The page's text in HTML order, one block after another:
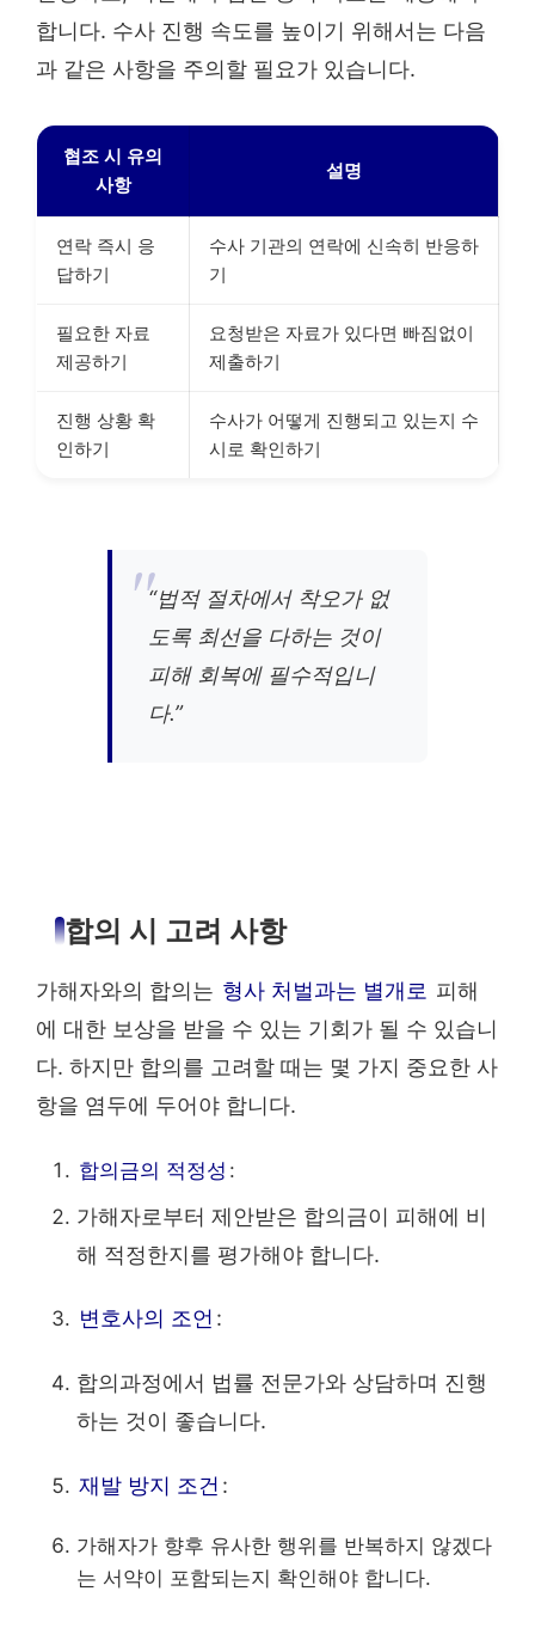
합니다. 수사 진행 속도를 높이기 위해서는 다음
과 같은 사항을 주의할 필요가 있습니다.
협조 시 유의
사항
설명
연락 즉시 응
답하기
수사 기관의 연락에 신속히 반응하
기
필요한 자료
제공하기
요청받은 자료가 있다면 빠짐없이
제출하기
진행 상황 확
인하기
수사가 어떻게 진행되고 있는지 수
시로 확인하기
“법적 절차에서 착오가 없
도록 최선을 다하는 것이
피해 회복에 필수적입니
다.”
합의 시 고려 사항
가해자와의 합의는 형사 처벌과는 별개로 피해
에 대한 보상을 받을 수 있는 기회가 될 수 있습니
다. 하지만 합의를 고려할 때는 몇 가지 중요한 사
항을 염두에 두어야 합니다.
합의금의 적정성 :
가해자로부터 제안받은 합의금이 피해에 비
해 적정한지를 평가해야 합니다.
변호사의 조언 :
합의과정에서 법률 전문가와 상담하며 진행
하는 것이 좋습니다.
재발 방지 조건 :
가해자가 향후 유사한 행위를 반복하지 않겠다
는 서약이 포함되는지 확인해야 합니다.